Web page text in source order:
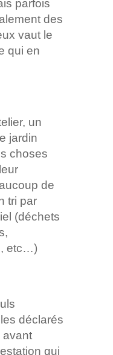
parfois
des
vaut le
qui en
un
jardin
choses
de
tri par
(déchets
etc…)
déclarés
avant
qui